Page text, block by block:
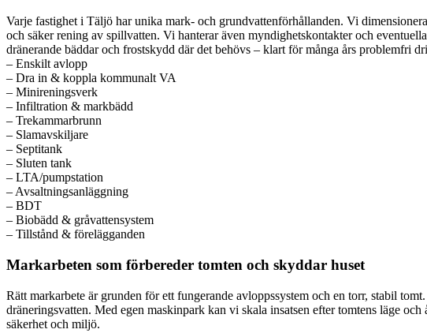
Varje fastighet i Täljö har unika mark- och grundvattenförhållanden. Vi
och säker rening av spillvatten. Vi hanterar även myndighetskontakter och
dränerande bäddar och frostskydd där det behövs – klart för många års problemfri
– Enskilt avlopp
– Dra in & koppla kommunalt VA
– Minireningsverk
– Infiltration & markbädd
– Trekammarbrunn
– Slamavskiljare
– Septitank
– Sluten tank
– LTA/pumpstation
– Avsaltningsanläggning
– BDT
– Biobädd & gråvattensystem
– Tillstånd & förelägganden
Markarbeten som förbereder tomten och skyddar huset
Rätt markarbete är grunden för ett fungerande avloppssystem och en torr, stabil
dräneringsvatten. Med egen maskinpark kan vi skala insatsen efter tomtens läge
säkerhet och miljö.